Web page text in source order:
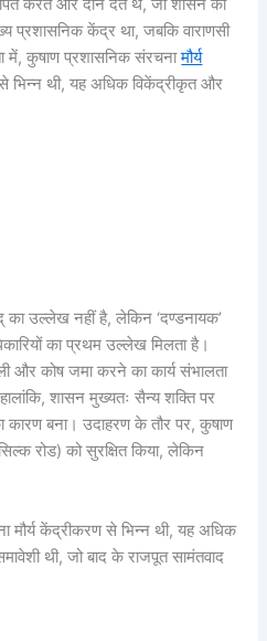
करते और दान देते थे, जो शासन को
प्रशासनिक केंद्र था, जबकि वाराणसी
में, कुषाण प्रशासनिक संरचनामौर्य
थी, यह अधिक विकेंद्रीकृत और
का उल्लेख नहीं है, लेकिन ‘दण्डनायक’
का प्रथम उल्लेख मिलता है।
और कोष जमा करने का कार्य संभालता
शासन मुख्यतः सैन्य शक्ति पर
कारण बना। उदाहरण के तौर पर, कुषाण
रोड) को सुरक्षित किया, लेकिन
मौर्य केंद्रीकरण से भिन्न थी, यह अधिक
थी, जो बाद के राजपूत सामंतवाद